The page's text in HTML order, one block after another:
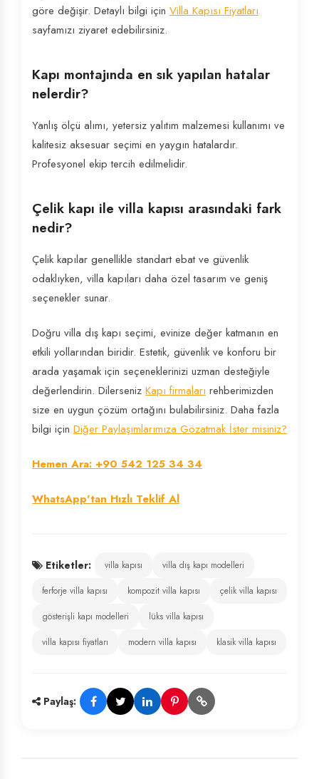
göre değişir. Detaylı bilgi için Villa Kapısı Fiyatları
sayfamızı ziyaret edebilirsiniz.
Kapı montajında en sık yapılan hatalar
nelerdir?
Yanlış ölçü alımı, yetersiz yalıtım malzemesi kullanımı ve
kalitesiz aksesuar seçimi en yaygın hatalardır.
Profesyonel ekip tercih edilmelidir.
Çelik kapı ile villa kapısı arasındaki fark
nedir?
Çelik kapılar genellikle standart ebat ve güvenlik
odaklıyken, villa kapıları daha özel tasarım ve geniş
seçenekler sunar.
Doğru villa dış kapı seçimi, evinize değer katmanın en
etkili yollarından biridir. Estetik, güvenlik ve konforu bir
arada yaşamak için seçeneklerinizi uzman desteğiyle
değerlendirin. Dilerseniz Kapı firmaları rehberimizden
size en uygun çözüm ortağını bulabilirsiniz. Daha fazla
bilgi için Diğer Paylaşımlarımıza Gözatmak İster misiniz?
Hemen Ara: +90 542 125 34 34
WhatsApp'tan Hızlı Teklif Al
Etiketler: villa kapısı
villa dış kapı modelleri
ferforje villa kapısı
kompozit villa kapısı
çelik villa kapısı
gösterişli kapı modelleri
lüks villa kapısı
villa kapısı fiyatları
modern villa kapısı klasik villa kapısı
Paylaş: